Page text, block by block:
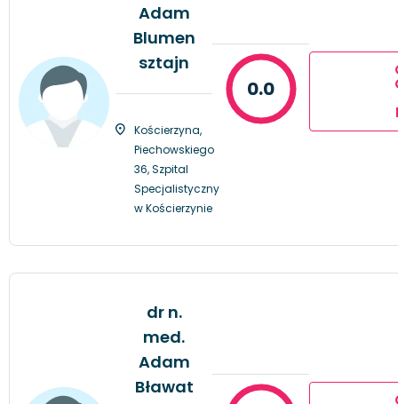
Adam
Blumen
sztajn
Kościerzyna,
Piechowskiego
36, Szpital
Specjalistyczny
w Kościerzynie
0.0
dr n.
med.
Adam
Bławat